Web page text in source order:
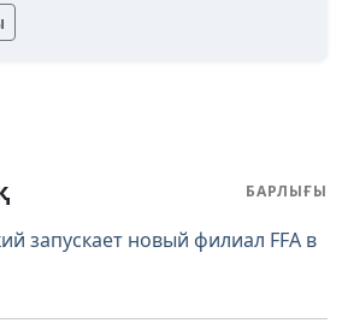
БАРЛЫҒЫ
запускает новый филиал FFA в